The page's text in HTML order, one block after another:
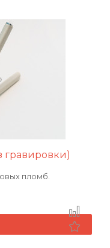
гравировки)
пломб.